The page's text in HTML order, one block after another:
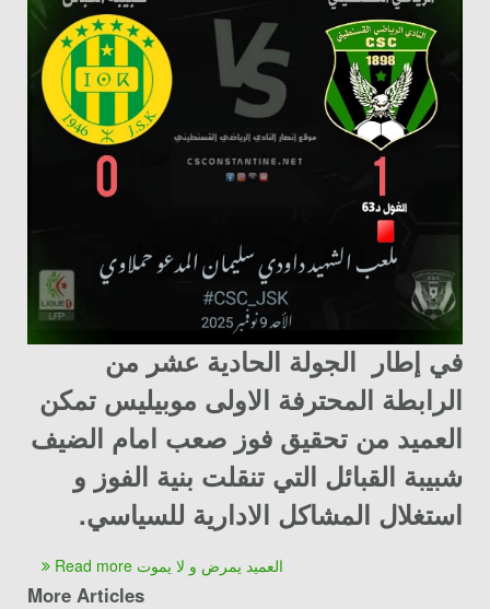
في إطار الجولة الحادية عشر من
الرابطة المحترفة الاولى موبيليس تمكن
العميد من تحقيق فوز صعب امام الضيف
شبيبة القبائل التي تنقلت بنية الفوز و
استغلال المشاكل الادارية للسياسي.
Read more العميد يمرض و لا يموت
More Articles